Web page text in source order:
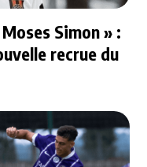
Simon » :
recrue du